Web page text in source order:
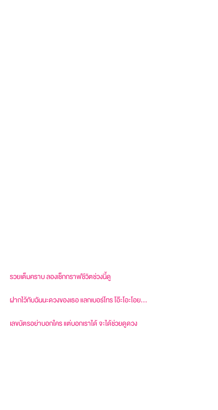
รวยเต็มคราบ ลองเช็กกราฟชีวิตช่วงนี้ดู
ฝากไว้กับฉันนะดวงของเธอ แลกเบอร์โทร โอ๊ะโอะโอย…
เลขบัตรอย่าบอกใคร แต่บอกเราได้ จะได้ช่วยดูดวง